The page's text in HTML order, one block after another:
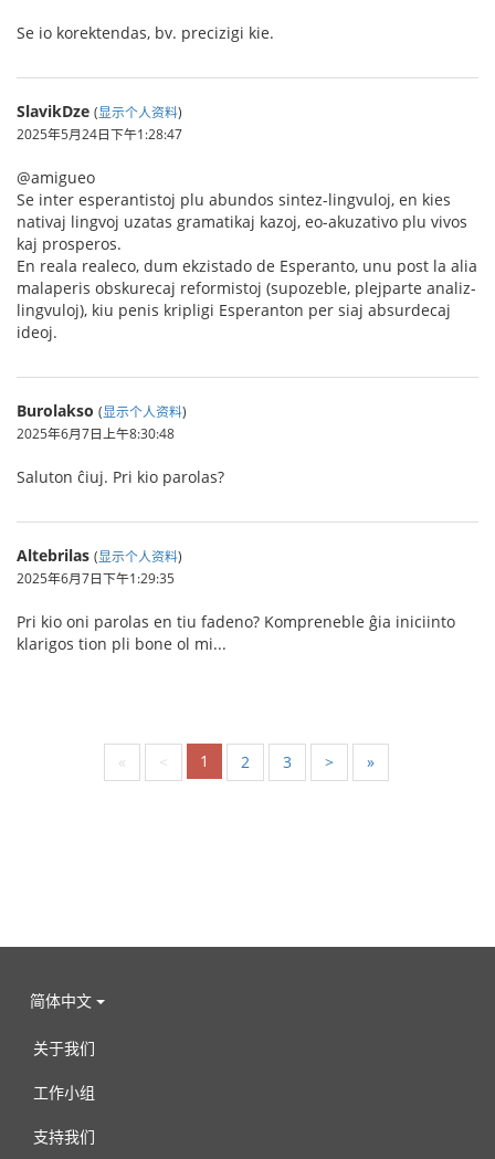
Se io korektendas, bv. precizigi kie.
SlavikDze (显示个人资料)
2025年5月24日下午1:28:47
@amigueo
Se inter esperantistoj plu abundos sintez-lingvuloj, en kies
nativaj lingvoj uzatas gramatikaj kazoj, eo-akuzativo plu vivos
kaj prosperos.
En reala realeco, dum ekzistado de Esperanto, unu post la alia
malaperis obskurecaj reformistoj (supozeble, plejparte analiz-
lingvuloj), kiu penis kripligi Esperanton per siaj absurdecaj
ideoj.
Burolakso (显示个人资料)
2025年6月7日上午8:30:48
Saluton ĉiuj. Pri kio parolas?
Altebrilas (显示个人资料)
2025年6月7日下午1:29:35
Pri kio oni parolas en tiu fadeno? Kompreneble ĝia iniciinto
klarigos tion pli bone ol mi...
« < 1 2 3 > »
简体中文
关于我们
工作小组
支持我们